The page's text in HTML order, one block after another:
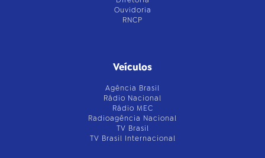
Ouvidoria
RNCP
Veículos
Agência Brasil
Rádio Nacional
Rádio MEC
Radioagência Nacional
TV Brasil
TV Brasil Internacional